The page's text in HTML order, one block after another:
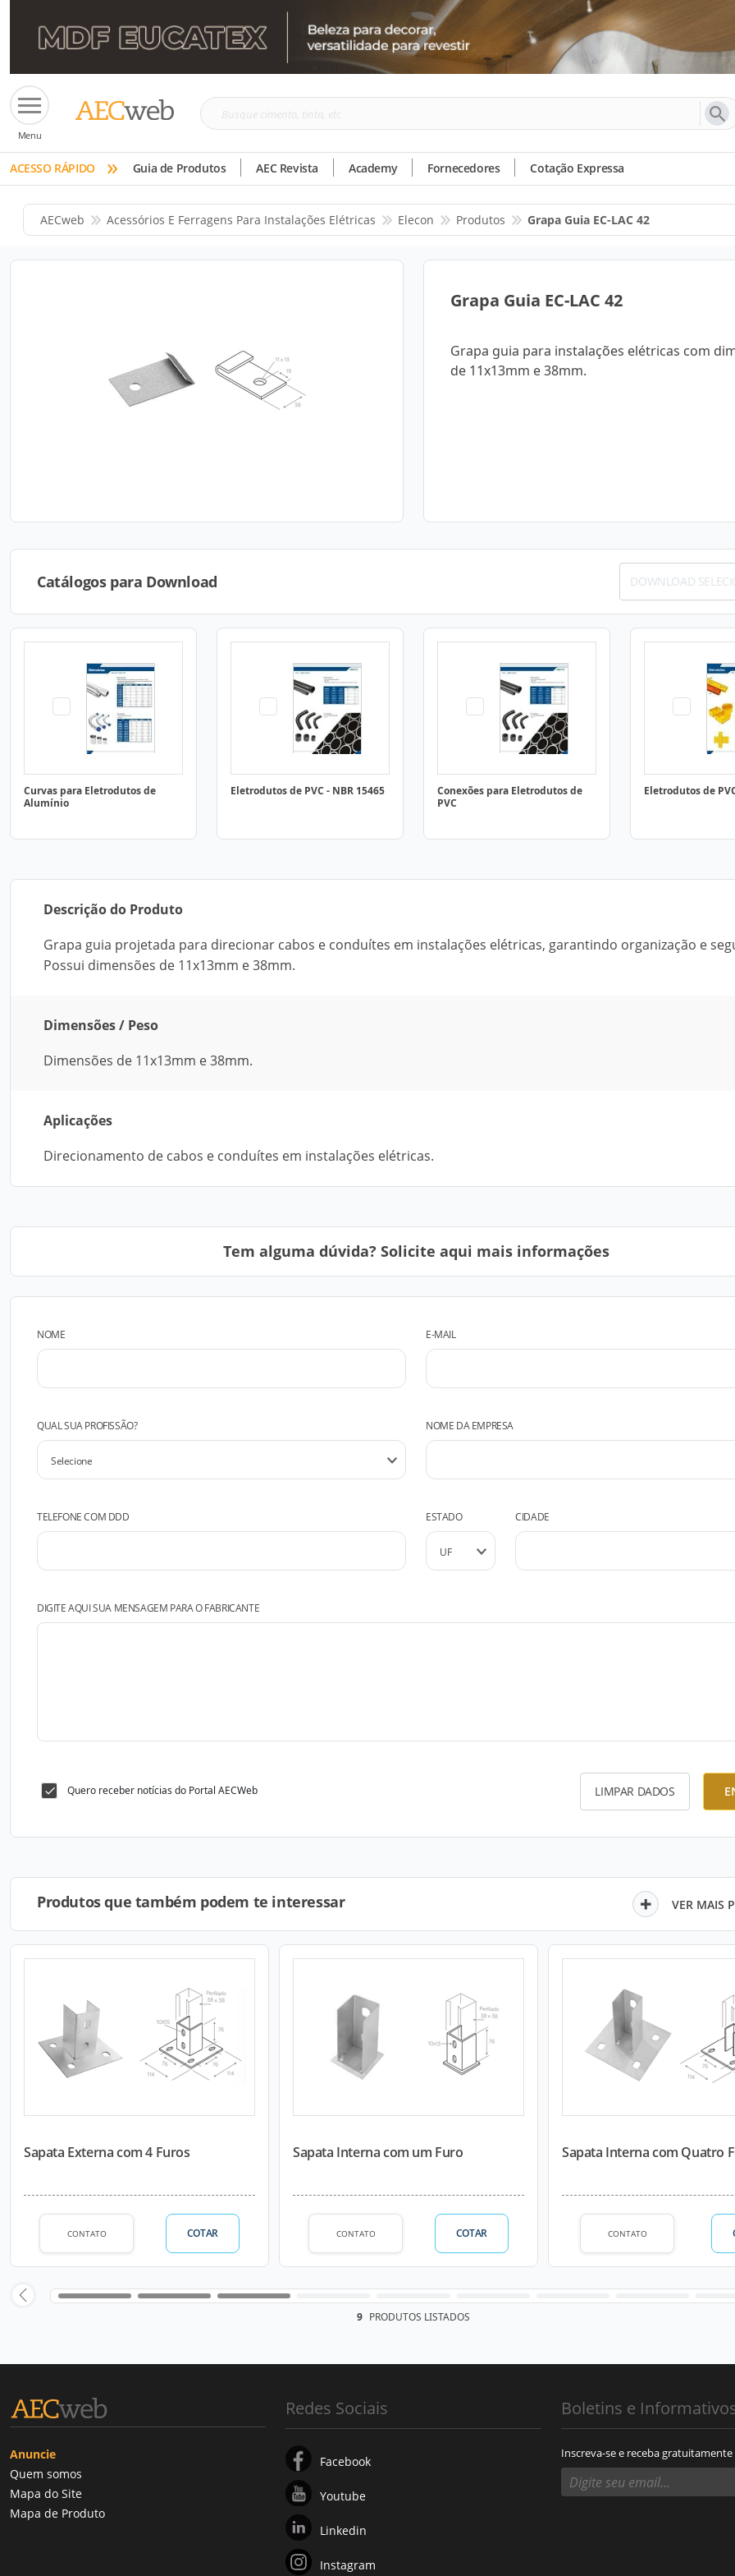
Menu
Busque
tinta,
etc
ACESSO RÁPIDO » Guia de Produtos AEC Revista Academy Fornecedores Cotação Expressa
AECweb Acessórios E Ferragens Para Instalações Elétricas Elecon Produtos Grapa Guia EC-LAC 42
Grapa Guia EC-LAC 42
Grapa guia para instalações elétricas com
de 11x13mm e 38mm.
Catálogos para Download DOWNLOAD
Curvas para Eletrodutos de
Alumínio
Eletrodutos de PVC - NBR 15465
Conexões para Eletrodutos de
PVC
Eletrodutos de
Descrição do Produto
Grapa guia projetada para direcionar cabos e conduítes em instalações elétricas, garantindo organização e
Possui dimensões de 11x13mm e 38mm.
Dimensões / Peso
Dimensões de 11x13mm e 38mm.
Aplicações
Direcionamento de cabos e conduítes em instalações elétricas.
Tem alguma dúvida? Solicite aqui mais informações
NOME E-MAIL
QUAL SUA PROFISSÃO? NOME DA EMPRESA
TELEFONE COM DDD ESTADO CIDADE
DIGITE AQUI SUA MENSAGEM PARA O FABRICANTE
Quero receber notícias do Portal AECWeb LIMPAR DADOS
Produtos que também podem te interessar VER MAIS
Sapata Externa com 4 Furos
CONTATO COTAR
Sapata Interna com um Furo
CONTATO COTAR
Sapata Interna com Quatro
CONTATO
9 PRODUTOS LISTADOS
Anuncie
Quem somos
Mapa do Site
Mapa de Produto
Redes Sociais
Facebook
Youtube
Linkedin
Instagram
Boletins e
Inscreva-se e receba gratuitamente